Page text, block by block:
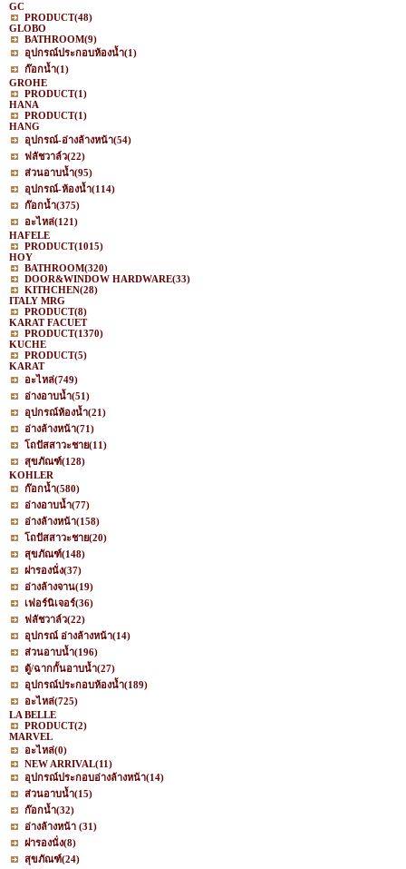
GC
PRODUCT(48)
GLOBO
BATHROOM(9)
อุปกรณ์ประกอบห้องน้ำ(1)
ก๊อกน้ำ(1)
GROHE
PRODUCT(1)
HANA
PRODUCT(1)
HANG
อุปกรณ์-อ่างล้างหน้า(54)
ฟลัชวาล์ว(22)
ส่วนอาบน้ำ(95)
อุปกรณ์-ห้องน้ำ(114)
ก๊อกน้ำ(375)
อะไหล่(121)
HAFELE
PRODUCT(1015)
HOY
BATHROOM(320)
DOOR&WINDOW HARDWARE(33)
KITHCHEN(28)
ITALY MRG
PRODUCT(8)
KARAT FACUET
PRODUCT(1370)
KUCHE
PRODUCT(5)
KARAT
อะไหล่(749)
อ่างอาบน้ำ(51)
อุปกรณ์ห้องน้ำ(21)
อ่างล้างหน้า(71)
โถปัสสาวะชาย(11)
สุขภัณฑ์(128)
KOHLER
ก๊อกน้ำ(580)
อ่างอาบน้ำ(77)
อ่างล้างหน้า(158)
โถปัสสาวะชาย(20)
สุขภัณฑ์(148)
ฝารองนั่ง(37)
อ่างล้างจาน(19)
เฟอร์นิเจอร์(36)
ฟลัชวาล์ว(22)
อุปกรณ์ อ่างล้างหน้า(14)
ส่วนอาบน้ำ(196)
ตู้/ฉากกั้นอาบน้ำ(27)
อุปกรณ์ประกอบห้องน้ำ(189)
อะไหล่(725)
LA BELLE
PRODUCT(2)
MARVEL
อะไหล่(0)
NEW ARRIVAL(11)
อุปกรณ์ประกอบอ่างล้างหน้า(14)
ส่วนอาบน้ำ(15)
ก๊อกน้ำ(32)
อ่างล้างหน้า (31)
ฝารองนั่ง(8)
สุขภัณฑ์(24)